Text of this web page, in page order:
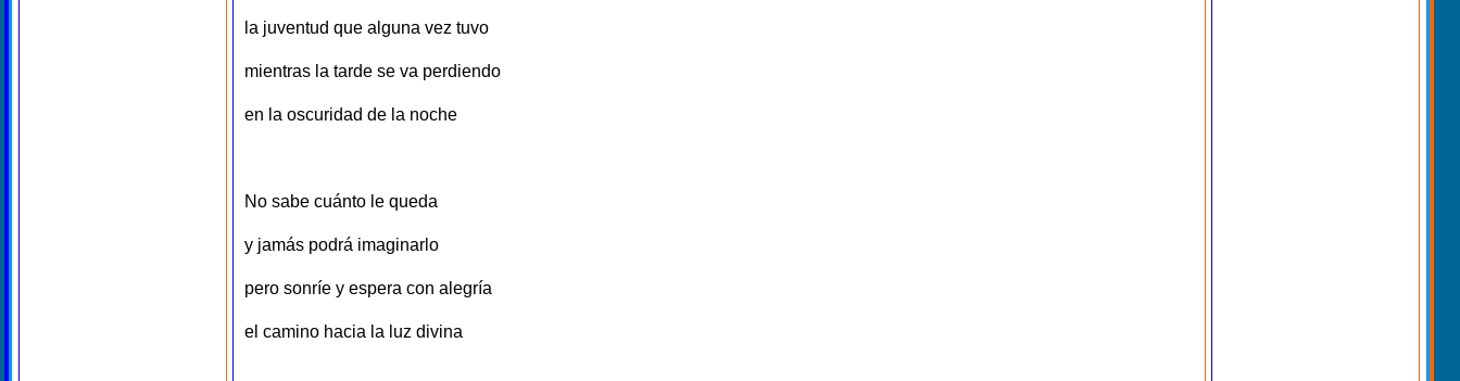
la juventud que alguna vez tuvo
mientras la tarde se va perdiendo
en la oscuridad de la noche
No sabe cuánto le queda
y jamás podrá imaginarlo
pero sonríe y espera con alegría
el camino hacia la luz divina